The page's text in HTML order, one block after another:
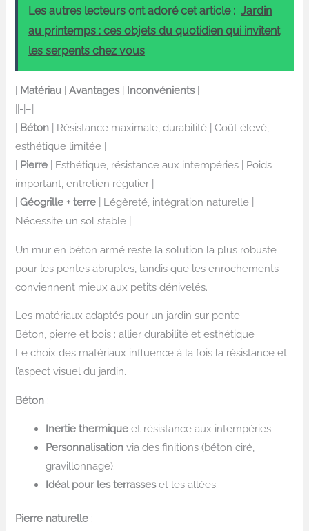
Les autres lecteurs ont adoré cet article : Jardin
au printemps : ces objets du quotidien qui invitent
les serpents chez vous
Matériau |Avantages| Inconvénients|
||-|–|
Béton | Résistance maximale, durabilité | Coût élevé,
esthétique limitée |
Pierre | Esthétique, résistance aux intempéries | Poids
important, entretien régulier |
|Géogrille + terre | Légèreté, intégration naturelle |
Nécessite un sol stable |
Un mur en béton armé reste la solution la plus robuste
pour les pentes abruptes, tandis que les enrochements
conviennent mieux aux petits dénivelés.
Les matériaux adaptés pour un jardin sur pente
Béton, pierre et bois : allier durabilité et esthétique
Le choix des matériaux influence à la fois la résistance et
l’aspect visuel du jardin.
Béton :
Inertie thermique et résistance aux intempéries.
Personnalisation via des finitions (béton ciré,
gravillonnage).
Idéal pour les terrasseset les allées.
Pierre naturelle :